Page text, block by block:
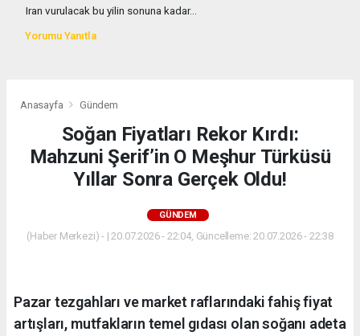
Iran vurulacak bu yilin sonuna kadar...
Yorumu Yanıtla
Anasayfa Gündem
Soğan Fiyatları Rekor Kırdı:
Mahzuni Şerif’in O Meşhur Türküsü
Yıllar Sonra Gerçek Oldu!
GÜNDEM
(Haber Merkezi) - | 20.07.2026 - 22:04, Güncelleme: 20.07.2026 - 22:38
Pazar tezgahları ve market raflarındaki fahiş fiyat
artışları, mutfakların temel gıdası olan soğanı adeta